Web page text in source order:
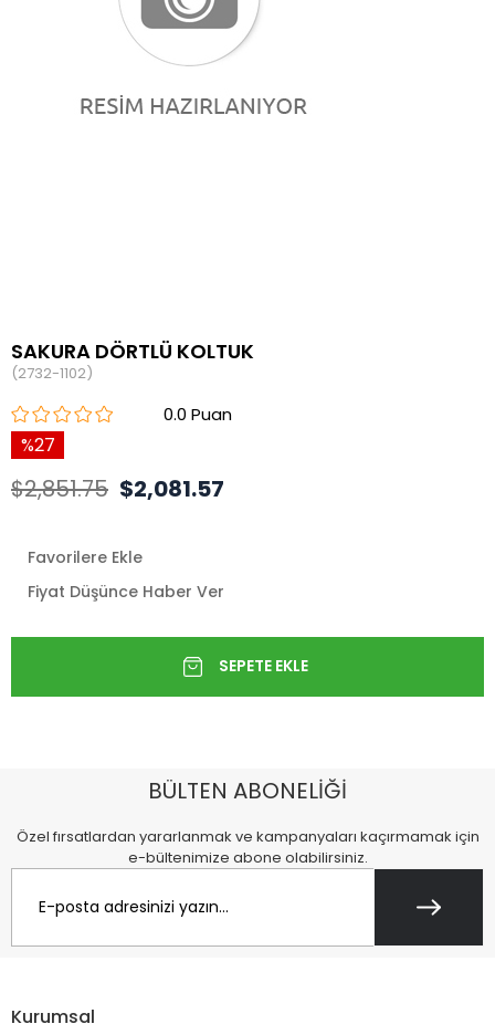
SAKURA DÖRTLÜ KOLTUK
(2732-1102)
0.0
27
$2,851.75 $2,081.57
Favorilere Ekle
Fiyat Düşünce Haber Ver
BÜLTEN ABONELİĞİ
Özel fırsatlardan yararlanmak ve kampanyaları kaçırmamak için
e-bültenimize abone olabilirsiniz.
Kurumsal